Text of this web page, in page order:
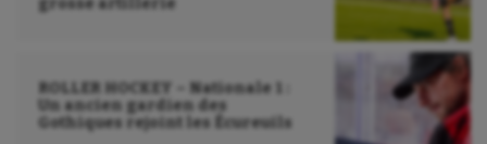
grosse artillerie
ROLLER HOCKEY – Nationale 1 :
Un ancien gardien des
Gothiques rejoint les Écureuils